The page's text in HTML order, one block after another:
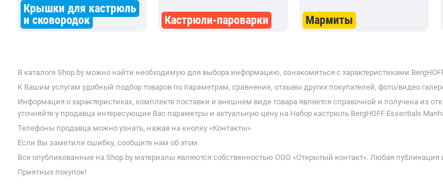
Крышки для кастрюль
и сковородок
Кастрюли-пароварки Мармиты
В каталоге Shop.by можно найти необходимую для выбора информацию, ознакомиться с характеристиками
К Вашим услугам удобный подбор товаров по параметрам, сравнение, отзывы других покупателей, фото/видео
Информация о характеристиках, комплекте поставки и внешнем виде товара является справочной и получена из
уточняйте у продавца интересующие Вас параметры и актуальную цену на Набор кастрюль BergHOFF Essentials
Телефоны продавца можно узнать, нажав на кнопку «Контакты».
Если Вы заметили ошибку, сообщите нам об этом.
Все опубликованные на Shop.by материалы являются собственностью ООО «Открытый контакт». Любая
Приятных покупок!